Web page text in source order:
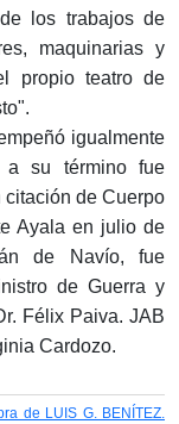
los trabajos de
maquinarias y
propio teatro de
igualmente
a su término fue
de Cuerpo
Ayala en julio de
de Navío, fue
de Guerra y
Félix Paiva. JAB
Cardozo.
de LUIS G. BENÍTEZ.